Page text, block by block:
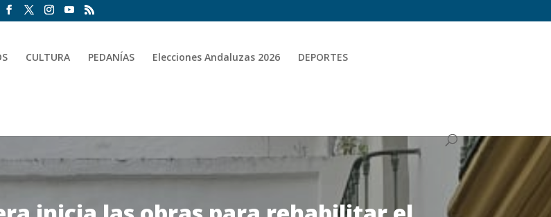
CULTURA PEDANÍAS Elecciones Andaluzas 2026 DEPORTES